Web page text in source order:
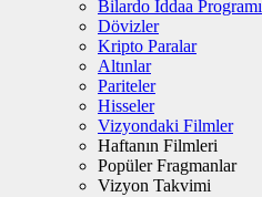
Bilardo İddaa Programı
Dövizler
Kripto Paralar
Altınlar
Pariteler
Hisseler
Vizyondaki Filmler
Haftanın Filmleri
Popüler Fragmanlar
Vizyon Takvimi